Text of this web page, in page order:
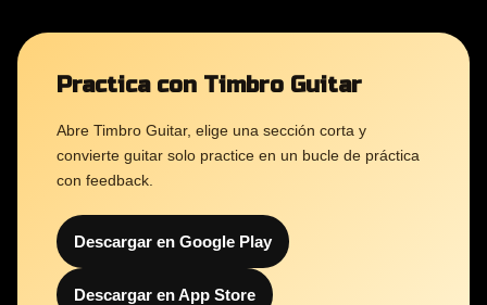
Practica con Timbro Guitar
Abre Timbro Guitar, elige una sección corta y
convierte guitar solo practice en un bucle de práctica
con feedback.
Descargar en Google Play
Descargar en App Store